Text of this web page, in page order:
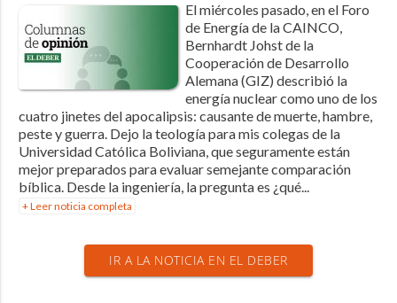
El miércoles pasado, en el Foro
de Energía de la CAINCO,
Bernhardt Johst de la
Cooperación de Desarrollo
Alemana (GIZ) describió la
energía nuclear como uno de los
cuatro jinetes del apocalipsis: causante de muerte, hambre,
peste y guerra. Dejo la teología para mis colegas de la
Universidad Católica Boliviana, que seguramente están
mejor preparados para evaluar semejante comparación
bíblica. Desde la ingeniería, la pregunta es ¿qué...
+ Leer noticia completa
IR A LA NOTICIA EN EL DEBER